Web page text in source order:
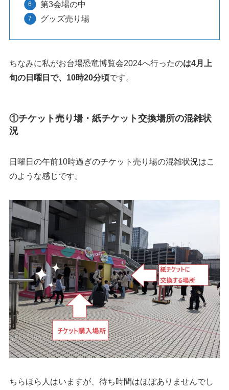
第3会場の中
グッズ売り場
ちなみに私がお台場恐竜博覧会2024へ行ったのは4月上
旬の日曜日で、10時20分頃です。
①チケット売り場・紙チケット交換場所の混雑状
況
日曜日の午前10時過ぎのチケット売り場の混雑状況はこ
のような感じです。
ちらほら人はいますが、待ち時間はほぼありませんでし